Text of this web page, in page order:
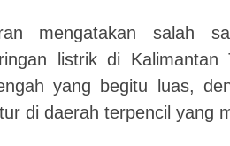
mengatakan salah
listrik di Kalimantan
yang begitu luas,
di daerah terpencil yang